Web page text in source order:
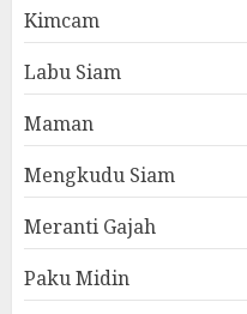
Kimcam
Labu Siam
Maman
Mengkudu Siam
Meranti Gajah
Paku Midin